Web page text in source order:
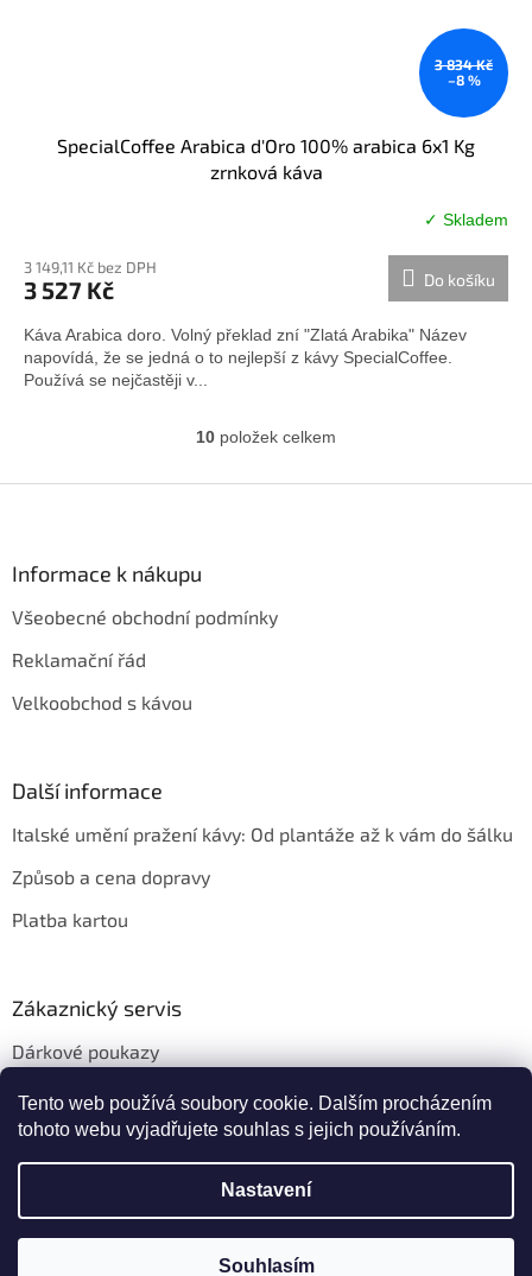
Tento web používá soubory cookie. Dalším procházením
tohoto webu vyjadřujete souhlas s jejich používáním.
Nastavení
Souhlasím
3 834 Kč
–8 %
SpecialCoffee Arabica d'Oro 100% arabica 6x1 Kg
zrnková káva
✓ Skladem
3 149,11 Kč bez DPH
3 527 Kč Do košíku
Káva Arabica doro. Volný překlad zní "Zlatá Arabika" Název
napovídá, že se jedná o to nejlepší z kávy SpecialCoffee.
Používá se nejčastěji v...
O
l
p
s
10 položek celkem
Informace k nákupu
Všeobecné obchodní podmínky
Reklamační řád
Velkoobchod s kávou
Další informace
Italské umění pražení kávy: Od plantáže až k vám do šálku
Způsob a cena dopravy
Platba kartou
Zákaznický servis
Dárkové poukazy
Věrnostní slevy
Vytvořil Shoptet
Kafeservis.cz. Všechna práva vyhrazena.